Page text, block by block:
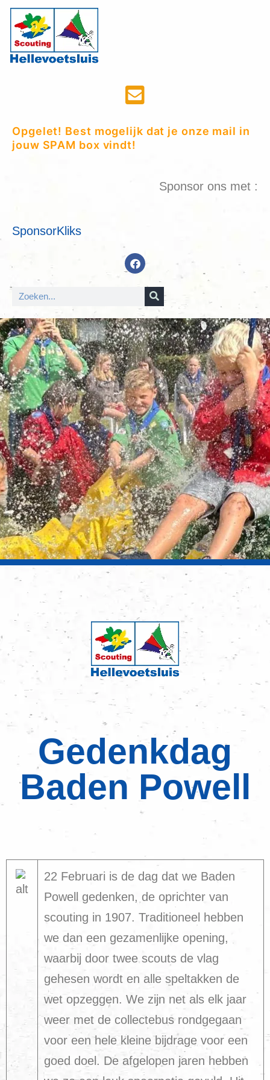
Opgelet! Best mogelijk dat je onze mail in
jouw SPAM box vindt!
Sponsor ons met :
SponsorKliks
Gedenkdag
Baden Powell
22 Februari is de dag dat we Baden
Powell gedenken, de oprichter van
scouting in 1907. Traditioneel hebben
we dan een gezamenlijke opening,
waarbij door twee scouts de vlag
gehesen wordt en alle speltakken de
wet opzeggen. We zijn net als elk jaar
weer met de collectebus rondgegaan
voor een hele kleine bijdrage voor een
goed doel. De afgelopen jaren hebben